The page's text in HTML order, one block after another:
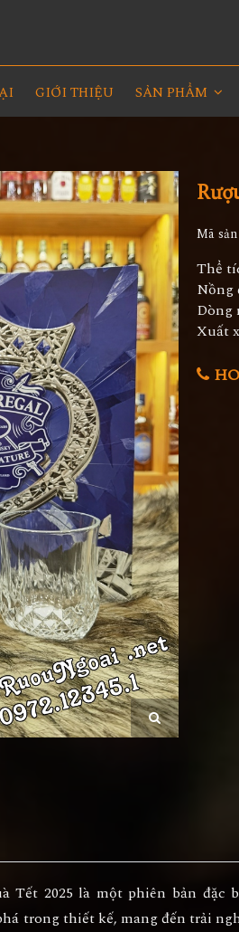
GIỚI THIỆU SẢN PHẨM
Mã
Thể
Nồng
Dòng
Xuất
Tết 2025 là một phiên bản đặc
trong thiết kế, mang đến trải